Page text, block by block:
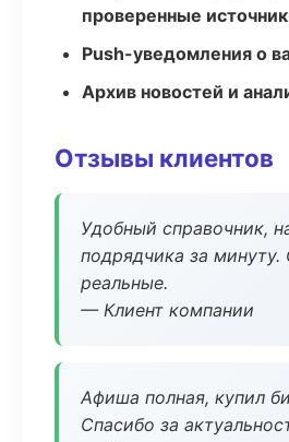
проверенные
Push-уведомления о
Архив новостей и
Отзывы клиентов
Удобный справочник,
подрядчика за
реальные.
— Клиент компании
Афиша полная, купил
Спасибо за